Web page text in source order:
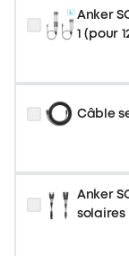
Anker
1 (pour
Câble
Anker
solaires